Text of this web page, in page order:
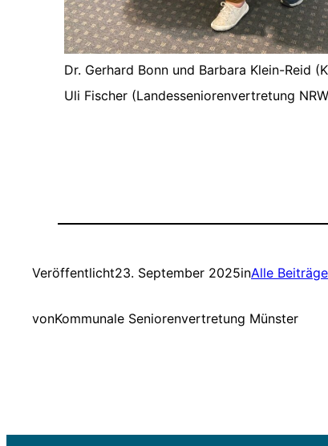
Dr. Gerhard Bonn und Barbara Klein-Reid
Uli Fischer (Landesseniorenvertretung
Veröffentlicht23. September 2025inAlle Beiträge
vonKommunale Seniorenvertretung Münster